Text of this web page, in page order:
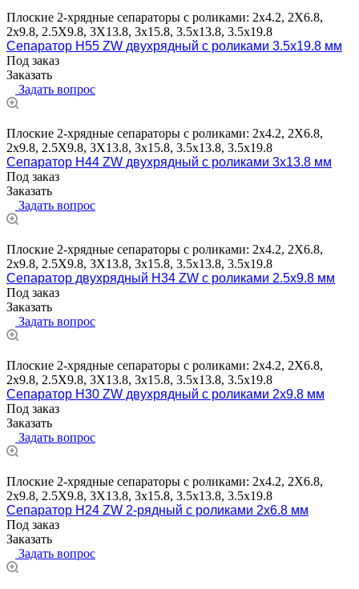
Плоские 2-хрядные сепараторы с роликами: 2х4.2, 2X6.8,
2х9.8, 2.5X9.8, 3X13.8, 3х15.8, 3.5х13.8, 3.5х19.8
Сепаратор H55 ZW двухрядный с роликами 3.5х19.8 мм
Под заказ
Заказать
Задать вопрос
Плоские 2-хрядные сепараторы с роликами: 2х4.2, 2X6.8,
2х9.8, 2.5X9.8, 3X13.8, 3х15.8, 3.5х13.8, 3.5х19.8
Сепаратор H44 ZW двухрядный с роликами 3х13.8 мм
Под заказ
Заказать
Задать вопрос
Плоские 2-хрядные сепараторы с роликами: 2х4.2, 2X6.8,
2х9.8, 2.5X9.8, 3X13.8, 3х15.8, 3.5х13.8, 3.5х19.8
Сепаратор двухрядный H34 ZW с роликами 2.5х9.8 мм
Под заказ
Заказать
Задать вопрос
Плоские 2-хрядные сепараторы с роликами: 2х4.2, 2X6.8,
2х9.8, 2.5X9.8, 3X13.8, 3х15.8, 3.5х13.8, 3.5х19.8
Сепаратор H30 ZW двухрядный с роликами 2х9.8 мм
Под заказ
Заказать
Задать вопрос
Плоские 2-хрядные сепараторы с роликами: 2х4.2, 2X6.8,
2х9.8, 2.5X9.8, 3X13.8, 3х15.8, 3.5х13.8, 3.5х19.8
Сепаратор H24 ZW 2-рядный с роликами 2х6.8 мм
Под заказ
Заказать
Задать вопрос